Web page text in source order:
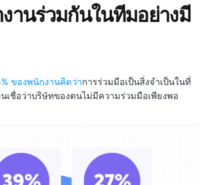
านร่วมกันในทีมอย่างมี
ของพนักงานคิดว่าการร่วมมือเป็นสิ่งจำเป็นในที่
เชื่อว่าบริษัทของตนไม่มีความร่วมมือเพียงพอ